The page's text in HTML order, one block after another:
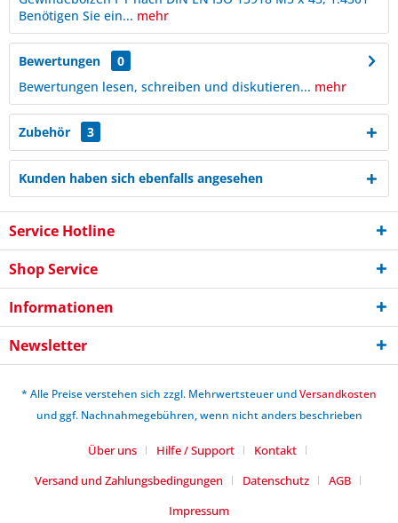
Benötigen Sie ein... mehr
Bewertungen
0
Bewertungen lesen, schreiben und diskutieren... mehr
Zubehör 3
Kunden haben sich ebenfalls angesehen
Service Hotline
Shop Service
Informationen
Newsletter
* Alle Preise verstehen sich zzgl. Mehrwertsteuer undVersandkosten
und ggf. Nachnahmegebühren, wenn nicht anders beschrieben
Über uns Hilfe / Support
Kontakt
Versand und Zahlungsbedingungen
Datenschutz
AGB
Impressum